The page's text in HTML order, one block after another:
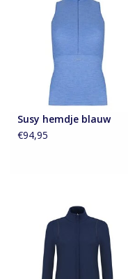
Susy hemdje blauw
€94,95